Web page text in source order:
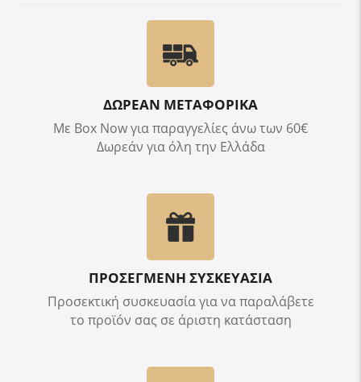
ΔΩΡΕΑΝ ΜΕΤΑΦΟΡΙΚΑ
Με Box Now για παραγγελίες άνω των 60€
Δωρεάν για όλη την Ελλάδα
ΠΡΟΣΕΓΜΕΝΗ ΣΥΣΚΕΥΑΣΙΑ
Προσεκτική συσκευασία για να παραλάβετε
το προϊόν σας σε άριστη κατάσταση